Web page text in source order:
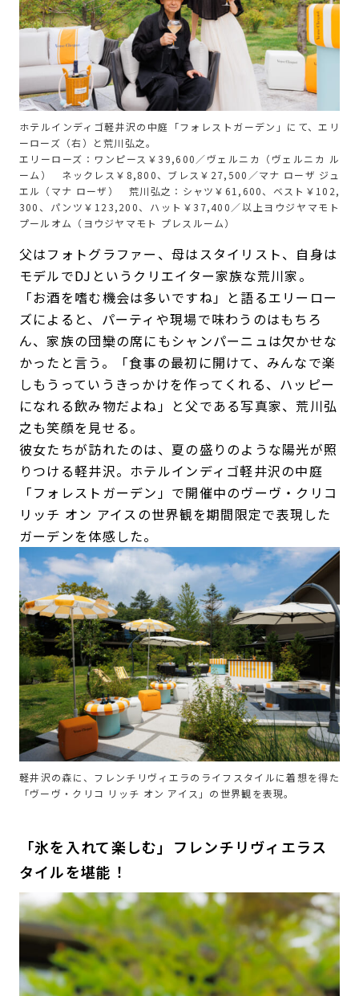
ホテルインディゴ軽井沢の中庭「フォレストガーデン」にて、エリ
ーローズ（右）と荒川弘之。
エリーローズ：ワンピース￥39,600／ヴェルニカ（ヴェルニカ ル
ーム） ネックレス￥8,800、ブレス￥27,500／マナ ローザ ジュ
エル（マナ ローザ） 荒川弘之：シャツ￥61,600、ベスト￥102,
300、パンツ￥123,200、ハット￥37,400／以上ヨウジヤマモト
プールオム（ヨウジヤマモト プレスルーム）
父はフォトグラファー、母はスタイリスト、自身は
モデルでDJというクリエイター家族な荒川家。
「お酒を嗜む機会は多いですね」と語るエリーロー
ズによると、パーティや現場で味わうのはもちろ
ん、家族の団欒の席にもシャンパーニュは欠かせな
かったと言う。「食事の最初に開けて、みんなで楽
しもうっていうきっかけを作ってくれる、ハッピー
になれる飲み物だよね」と父である写真家、荒川弘
之も笑顔を見せる。
彼女たちが訪れたのは、夏の盛りのような陽光が照
りつける軽井沢。ホテルインディゴ軽井沢の中庭
「フォレストガーデン」で開催中のヴーヴ・クリコ
リッチ オン アイスの世界観を期間限定で表現した
ガーデンを体感した。
軽井沢の森に、フレンチリヴィエラのライフスタイルに着想を得た
「ヴーヴ・クリコ リッチ オン アイス」の世界観を表現。
「氷を入れて楽しむ」フレンチリヴィエラス
タイルを堪能！